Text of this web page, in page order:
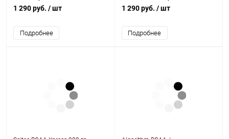
1 290 руб. / шт
Подробнее
1 290 руб. / шт
Подробнее